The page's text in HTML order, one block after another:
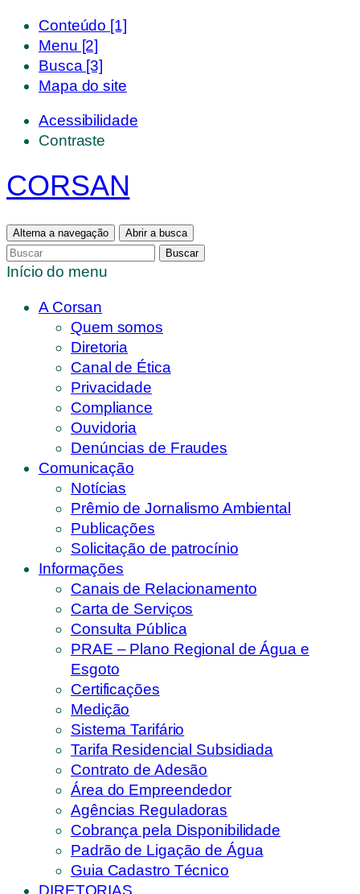
Pular
para
conteúdo
Conteúdo [1]
Menu [2]
Busca [3]
Mapa do site
Acessibilidade
Contraste
CORSAN
Alterna a navegação
Abrir a busca
Buscar
Início do menu
A Corsan
Quem somos
Diretoria
Canal de Ética
Privacidade
Compliance
Ouvidoria
Denúncias de Fraudes
Comunicação
Notícias
Prêmio de Jornalismo Ambiental
Publicações
Solicitação de patrocínio
Informações
Canais de Relacionamento
Carta de Serviços
Consulta Pública
PRAE – Plano Regional de Água e
Esgoto
Certificações
Medição
Sistema Tarifário
Tarifa Residencial Subsidiada
Contrato de Adesão
Área do Empreendedor
Agências Reguladoras
Cobrança pela Disponibilidade
Padrão de Ligação de Água
Guia Cadastro Técnico
DIRETORIAS